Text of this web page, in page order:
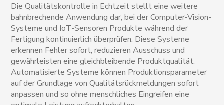
Die Qualitätskontrolle in Echtzeit stellt eine weitere
bahnbrechende Anwendung dar, bei der Computer-Vision-
Systeme und IoT-Sensoren Produkte während der
Fertigung kontinuierlich überprüfen. Diese Systeme
erkennen Fehler sofort, reduzieren Ausschuss und
gewährleisten eine gleichbleibende Produktqualität.
Automatisierte Systeme können Produktionsparameter
auf der Grundlage von Qualitätsrückmeldungen sofort
anpassen und so ohne menschliches Eingreifen eine